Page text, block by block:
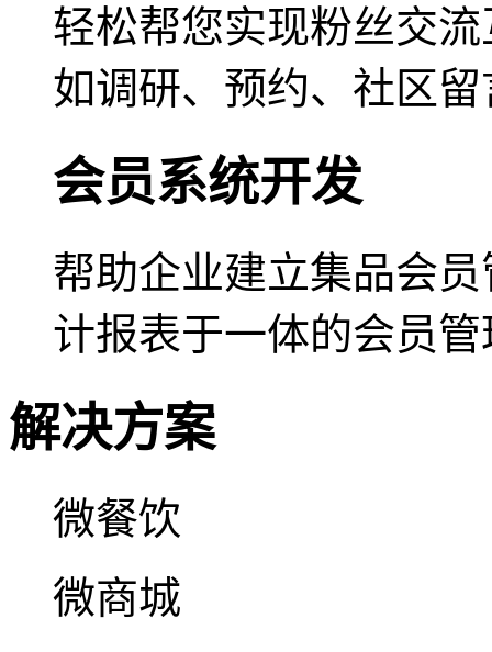
轻松帮您实现粉丝交流
如调研、预约、社区
会员系统开发
帮助企业建立集品会
计报表于一体的会员
解决方案
微餐饮
微商城